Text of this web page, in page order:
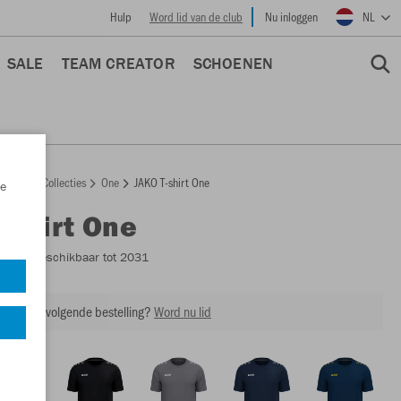
Hulp Word lid van de club Nu inloggen NL
SALE TEAM CREATOR SCHOENEN
Collecties One JAKO T-shirt One
T-shirt One
- Beschikbaar tot 2031
op je volgende bestelling?Word nu lid